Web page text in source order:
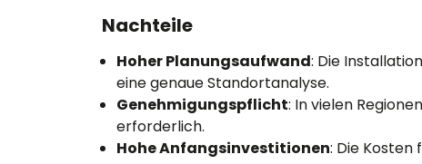
Nachteile
Hoher Planungsaufwand: Die
eine genaue Standortanalyse.
Genehmigungspflicht: In vielen
erforderlich.
Hohe Anfangsinvestitionen: Die Kosten